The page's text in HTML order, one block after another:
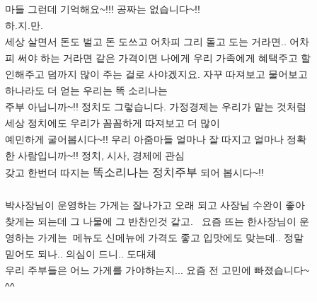
마들 그런데 기억해요~!!! 공짜는 없습니다~!!
하.지.만.
세상 살면서 돈도 벌고 돈 도쓰고 어차피 그리 돌고 도는 거라면.. 어차
피 써야 하는 거라면 같은 가격이면 나에게 우리 가족에게 혜택주고 할
인해주고 덤까지 많이 주는 걸로 사야겠지요. 자꾸 따져보고 물어보고
하나라도 더 얻는 우리는 똑 소리나는
주부 아닙니까~!! 정치도 그렇습니다. 가정경제는 우리가 맡는 것처럼
세상 정치에도 우리가 꼼꼼하게 따져보고 더 많이
예민하게 굴어봅시다~!! 우리 아줌마들 얼마나 잘 따지고 얼마나 정확
한 사람입니까~!! 정치, 시사, 경제에 관심
갖고 한번더 따지는 똑소리나는 정치주부 되어 봅시다~!!
박사장님이 운영하는 가게는 잘나가고 오래 되고 사장님 수완이 좋아
찾게는 되는데 그 나물에 그 반찬인것 같고. 요즘 뜨는 한사장님이 운
영하는 가게는 메뉴도 신메뉴에 가격도 좋고 입맛에도 맞는데.. 정말
믿어도 되나.. 의심이 드니.. 도대체
우리 주부들은 어느 가게를 가야하는지... 요즘 전 고민에 빠졌습니다~
^^